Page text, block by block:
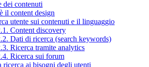
dei contenuti
il content design
utente sui contenuti e il linguaggio
Content discovery
Dati di ricerca (search keywords)
Ricerca tramite analytics
Ricerca sui forum
ricerca ai bisogni degli utenti